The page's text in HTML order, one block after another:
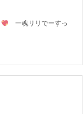
一魂リリでーすっ